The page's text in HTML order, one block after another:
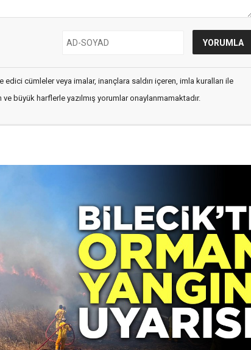
edici cümleler veya imalar, inançlara saldırı içeren, imla kuralları ile
büyük harflerle yazılmış yorumlar onaylanmamaktadır.